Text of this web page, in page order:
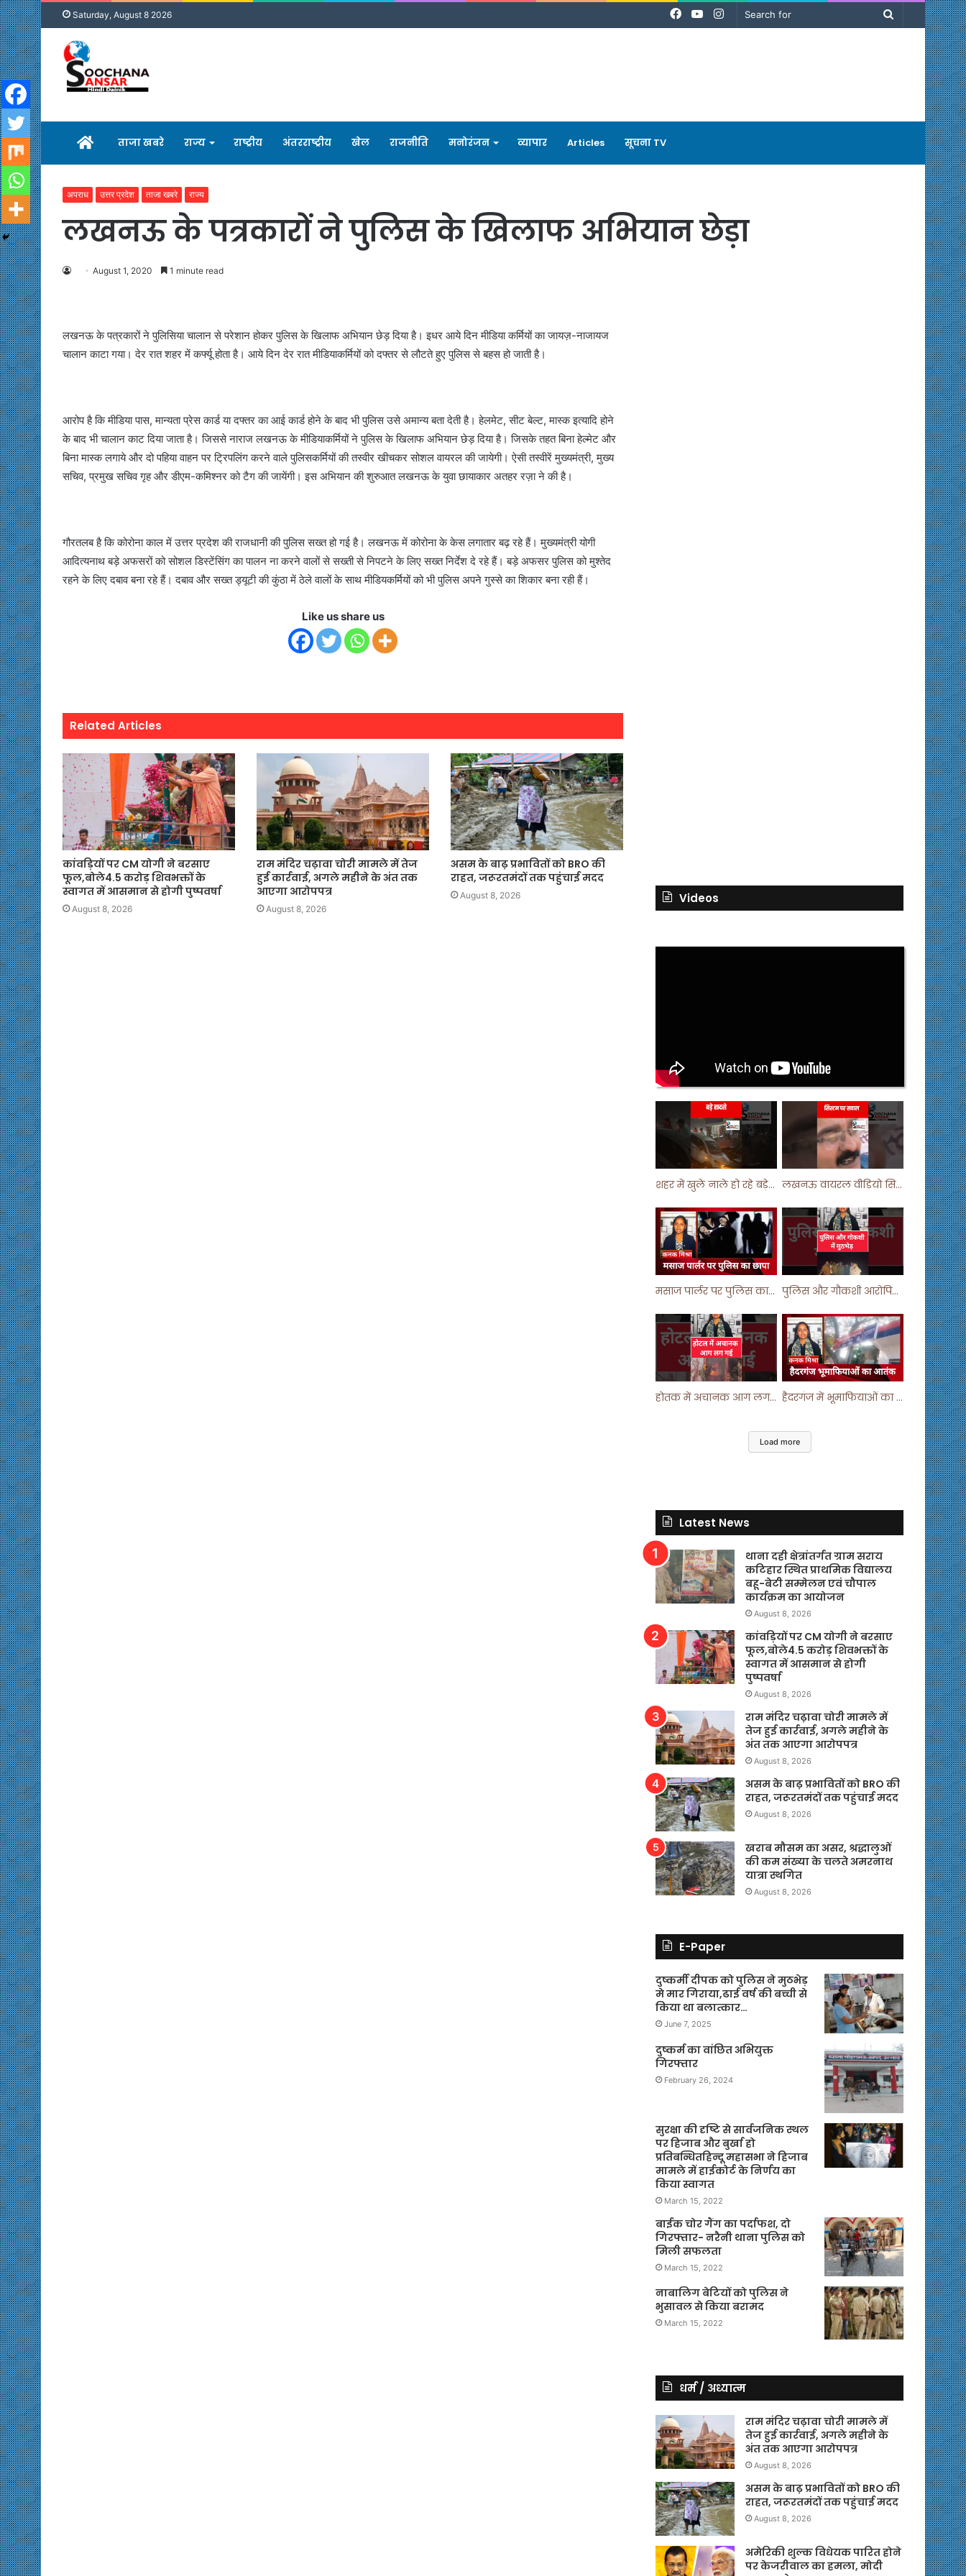
Saturday, August 8 2026
Search
Instagram
YouTube
Facebook
होम ताजा खबरे राज्य राष्ट्रीय अंतरराष्ट्रीय खेल राजनीति मनोरंजन व्यापार Articles सूचना TV
अपराध उत्तर प्रदेश ताजा खबरे राज्य
लखनऊ के पत्रकारों ने पुलिस के खिलाफ अभियान छेड़ा
August 1, 2020 1 minute read
लखनऊ के पत्रकारों ने पुलिसिया चालान से परेशान होकर पुलिस के खिलाफ अभियान छेड़ दिया है। इधर आये दिन मीडिया कर्मियों का जायज़-नाजायज
चालान काटा गया। देर रात शहर में कर्फ्यू होता है। आये दिन देर रात मीडियाकर्मियों को दफ्तर से लौटते हुए पुलिस से बहस हो जाती है।
आरोप है कि मीडिया पास, मान्यता प्रेस कार्ड या दफ्तर का आई कार्ड होने के बाद भी पुलिस उसे अमान्य बता देती है। हेलमेट, सीट बेल्ट, मास्क इत्यादि होने
के बाद भी चालान काट दिया जाता है। जिससे नाराज लखनऊ के मीडियाकर्मियों ने पुलिस के खिलाफ अभियान छेड़ दिया है। जिसके तहत बिना हेल्मेट और
बिना मास्क लगाये और दो पहिया वाहन पर ट्रिपलिंग करने वाले पुलिसकर्मियों की तस्वीर खीचकर सोशल वायरल की जायेगी। ऐसी तस्वीरें मुख्यमंत्री, मुख्य
सचिव, प्रमुख सचिव गृह और डीएम-कमिश्नर को टैग की जायेंगी। इस अभियान की शुरुआत लखनऊ के युवा छायाकार अतहर रज़ा ने की है।
गौरतलब है कि कोरोना काल में उत्तर प्रदेश की राजधानी की पुलिस सख्त हो गई है। लखनऊ में कोरोना के केस लगातार बढ़ रहे हैं। मुख्यमंत्री योगी
आदित्यनाथ बड़े अफसरों को सोशल डिस्टेंसिंग का पालन ना करने वालों से सख्ती से निपटने के लिए सख्त निर्देश दे रहे हैं। बड़े अफसर पुलिस को मुश्तेद
रहने के लिए दबाव बना रहे हैं। दबाव और सख्त ड्यूटी की कुंठा में ठेले वालों के साथ मीडियकर्मियों को भी पुलिस अपने गुस्से का शिकार बना रही हैं।
Like us share us
Related Articles
कांवड़ियों पर CM योगी ने बरसाए
फूल,बोले4.5 करोड़ शिवभक्तों के
स्वागत में आसमान से होगी पुष्पवर्षा
August 8, 2026
राम मंदिर चढ़ावा चोरी मामले में तेज
हुई कार्रवाई, अगले महीने के अंत तक
आएगा आरोपपत्र
August 8, 2026
असम के बाढ़ प्रभावितों को BRO की
राहत, जरूरतमंदों तक पहुंचाई मदद
August 8, 2026 Videos
शहर में खुले नाले हो रहे बड़े हादसे ! #shortsvideo #shorts लखनऊ वायरल वीडियो सिस्टम पर सवाल ! #shorts #shortvideo
मसाज पार्लर पर पुलिस का छापा ! #viralvideo #trending #parlour पुलिस और गौकशी आरोपियों में मुठभेड़ ! #shortvideo #shorts #shortsfeed
होतक में अचानक आग लगने से मचा हड़कंप ! #shortsfeed #shorts #viralshorts हैदरगंज में भूमाफियाओं का आतंक ! #upnews #viral #viralvideo
Load more
Latest News
थाना दही क्षेत्रांतर्गत ग्राम सराय
कटिहार स्थित प्राथमिक विद्यालय
बहू-बेटी सम्मेलन एवं चौपाल
कार्यक्रम का आयोजन
August 8, 2026
कांवड़ियों पर CM योगी ने बरसाए
फूल,बोले4.5 करोड़ शिवभक्तों के
स्वागत में आसमान से होगी
पुष्पवर्षा
August 8, 2026
राम मंदिर चढ़ावा चोरी मामले में
तेज हुई कार्रवाई, अगले महीने के
अंत तक आएगा आरोपपत्र
August 8, 2026
असम के बाढ़ प्रभावितों को BRO की
राहत, जरूरतमंदों तक पहुंचाई मदद
August 8, 2026
खराब मौसम का असर, श्रद्धालुओं
की कम संख्या के चलते अमरनाथ
यात्रा स्थगित
August 8, 2026
E-Paper
दुष्कर्मी दीपक को पुलिस ने मुठभेड़
मे मार गिराया,ढाई वर्ष की बच्ची से
किया था बलात्कार…
June 7, 2025
दुष्कर्म का वांछित अभियुक्त
गिरफ्तार
February 26, 2024
सुरक्षा की दृष्टि से सार्वजनिक स्थल
पर हिजाब और बुर्खा हो
प्रतिबन्धितहिन्दू महासभा ने हिजाब
मामले में हाईकोर्ट के निर्णय का
किया स्वागत
March 15, 2022
बाईक चोर गैंग का पर्दाफश, दो
गिरफ्तार- नरैनी थाना पुलिस को
मिली सफलता
March 15, 2022
नाबालिग बेटियों को पुलिस ने
भुसावल से किया बरामद
March 15, 2022
धर्म / अध्यात्म
राम मंदिर चढ़ावा चोरी मामले में
तेज हुई कार्रवाई, अगले महीने के
अंत तक आएगा आरोपपत्र
August 8, 2026
असम के बाढ़ प्रभावितों को BRO की
राहत, जरूरतमंदों तक पहुंचाई मदद
August 8, 2026
अमेरिकी शुल्क विधेयक पारित होने
पर केजरीवाल का हमला, मोदी